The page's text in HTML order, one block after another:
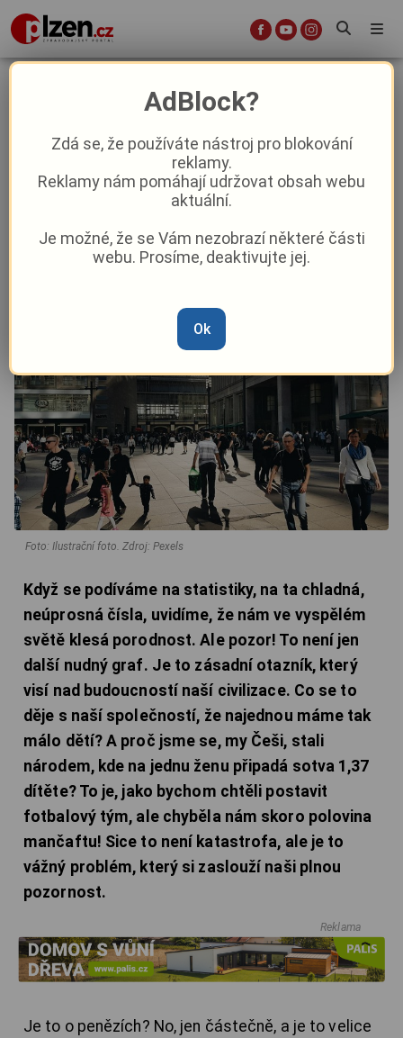
Petr Denk: Demografie? To není
matematika. Je to zrcadlo naší
společnosti!
Názory a komentáře
Administrator– 12. 8. 2025 |00:00
Foto: Ilustrační foto. Zdroj: Pexels
Když se podíváme na statistiky, na ta chladná,
neúprosná čísla, uvidíme, že nám ve vyspělém
světě klesá porodnost. Ale pozor! To není jen
další nudný graf. Je to zásadní otazník, který
visí nad budoucností naší civilizace. Co se to
děje s naší společností, že najednou máme tak
málo dětí? A proč jsme se, my Češi, stali
národem, kde na jednu ženu připadá sotva 1,37
dítěte? To je, jako bychom chtěli postavit
fotbalový tým, ale chyběla nám skoro polovina
mančaftu! Sice to není katastrofa, ale je to
vážný problém, který si zaslouží naši plnou
pozornost.
Reklama
Je to o penězích? No, jen částečně, a je to velice
AdBlock?
Zdá se, že používáte nástroj pro blokování
reklamy.
Reklamy nám pomáhají udržovat obsah webu
aktuální.
Je možné, že se Vám nezobrazí některé části
webu. Prosíme, deaktivujte jej.
Ok